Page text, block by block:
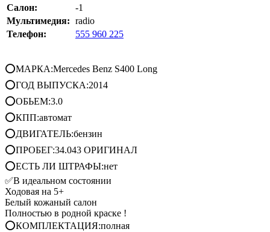
Салон:
-1
Мультимедия: radio
Телефон:
555 960 225
⭕МАРКА:Mercedes Benz S400 Long
⭕ГОД ВЫПУСКА:2014
⭕ОБЬЕМ:3.0
⭕КПП:автомат
⭕ДВИГАТЕЛЬ:бензин
⭕ПРОБЕГ:34.043 ОРИГИНАЛ
⭕ЕСТЬ ЛИ ШТРАФЫ:нет
✅В идеальном состоянии
Ходовая на 5+
Белый кожаный салон
Полностью в родной краске !
⭕КОМПЛЕКТАЦИЯ:полная